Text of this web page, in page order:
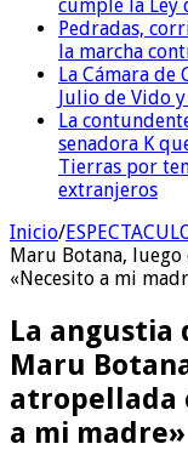
cumple la Ley
Pedradas,
la marcha
La Cámara de
Julio de Vido
La
senadora K
Tierras por
extranjeros
Inicio/
Maru Botana,
«Necesito a mi
La angustia
Maru
atropellada
a mi madre»